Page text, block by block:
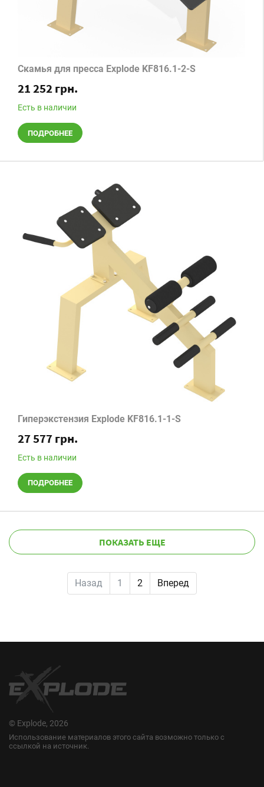
Скамья для пресса Explode KF816.1-2-S
21 252 грн.
Есть в наличии
ПОДРОБНЕЕ
Гиперэкстензия Explode KF816.1-1-S
27 577 грн.
Есть в наличии
ПОДРОБНЕЕ
ПОКАЗАТЬ ЕЩЕ
Назад 1 2 Вперед
© Explode, 2026
Использование материалов этого сайта возможно только с
ссылкой на источник.